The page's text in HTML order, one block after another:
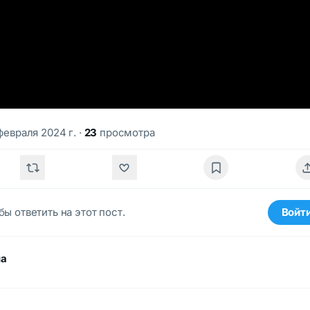
2024 г. · 23 просмотра
ответить на этот пост.